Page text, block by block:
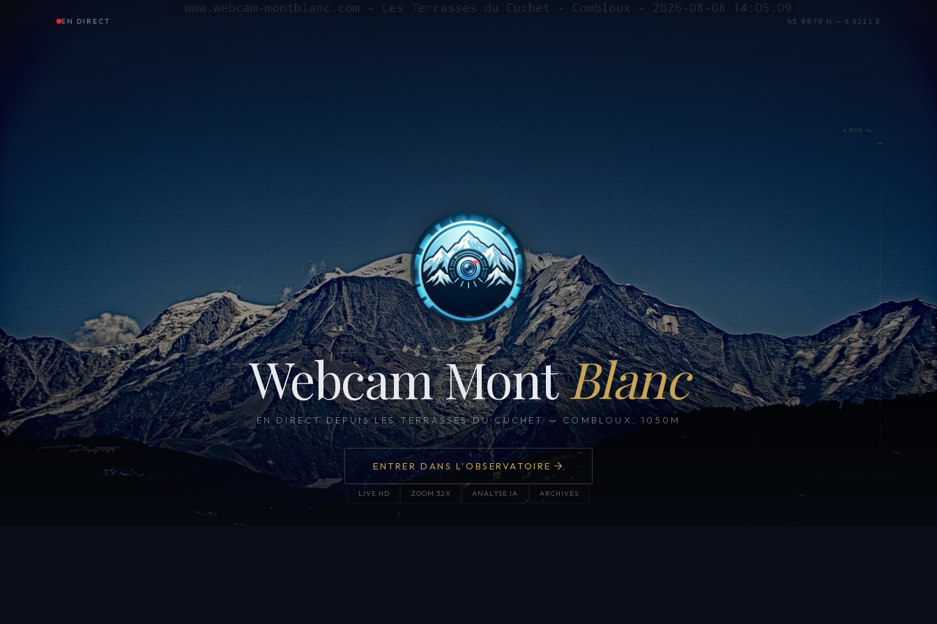
EN DIRECT 45.8878 N — 6.6211 E
Webcam MontBlanc
EN DIRECT DEPUIS LES TERRASSES DU CUCHET — COMBLOUX, 1050M
ENTRER DANS L'OBSERVATOIRE
LIVE HD ZOOM 32X ANALYSE IA ARCHIVES